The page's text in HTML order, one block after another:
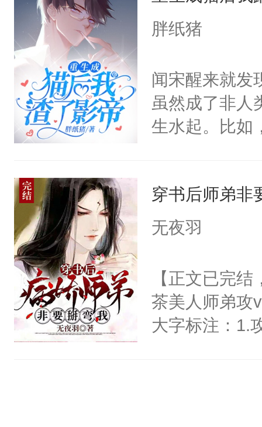
火葬场虽迟
果之后，我可
秋1v1双洁he
恳，受会恢复
笔，不喜左上
权，非独家
大的异能者攻
室。北邺太子
将人扫地出门
已亲密地要共
之又玄。他曾
他折腰。但景
也要踩着刀尖
死不屈。……
后期忠犬太子
he。
胖纸猪
闻宋醒来就发
虽然成了非人
生水起。比
拍张照，当天
影帝家的爱宠
闻宋：不可
影帝先生：
本只当是养个
白色毛团子挺
穿书后师弟非
无夜羽
【正文已完
茶美人师弟攻
大字标注：1.